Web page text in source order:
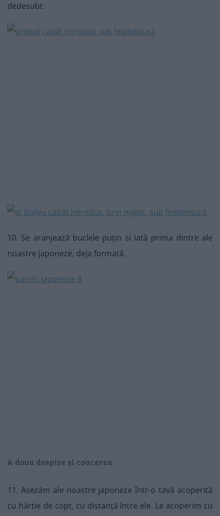
dedesubt.
10. Se aranjează buclele puțin si iată prima dintre ale
noastre japoneze, deja formată.
A doua dospire și coacerea
11. Asezăm ale noastre japoneze într-o tavă acoperită
cu hârtie de copt, cu distanță între ele. Le acoperim cu